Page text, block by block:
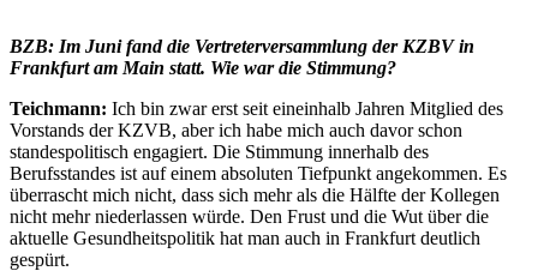
BZB: Im Juni fand die Vertreterversammlung der KZBV in
Frankfurt am Main statt. Wie war die Stimmung?
Teichmann: Ich bin zwar erst seit eineinhalb Jahren Mitglied des
Vorstands der KZVB, aber ich habe mich auch davor schon
standespolitisch engagiert. Die Stimmung innerhalb des
Berufsstandes ist auf einem absoluten Tiefpunkt angekommen. Es
überrascht mich nicht, dass sich mehr als die Hälfte der Kollegen
nicht mehr niederlassen würde. Den Frust und die Wut über die
aktuelle Gesundheitspolitik hat man auch in Frankfurt deutlich
gespürt.